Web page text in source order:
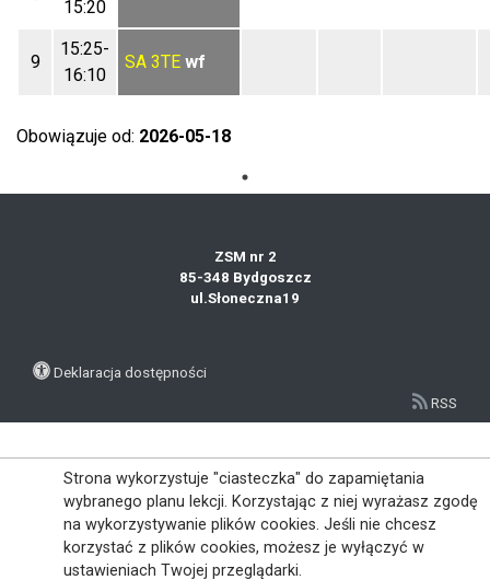
15:20
9
15:25-
16:10
SA 3TE wf
Obowiązuje od: 2026-05-18
Strona wykorzystuje "ciasteczka" do zapamiętania
wybranego planu lekcji. Korzystając z niej wyrażasz zgodę
na wykorzystywanie plików cookies. Jeśli nie chcesz
korzystać z plików cookies, możesz je wyłączyć w
ustawieniach Twojej przeglądarki.
ZSM nr 2
85-348 Bydgoszcz
ul.Słoneczna19
Deklaracja dostępności
RSS